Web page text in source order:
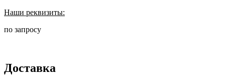
Наши реквизиты:
по запросу
Доставка